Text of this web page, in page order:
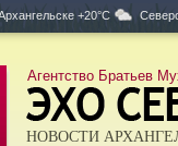
+20°C
Агентство Братьев
НОВОСТИ